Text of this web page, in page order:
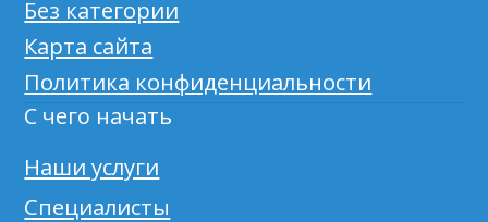
Без категории
Карта сайта
Политика конфиденциальности
С чего начать
Наши услуги
Специалисты